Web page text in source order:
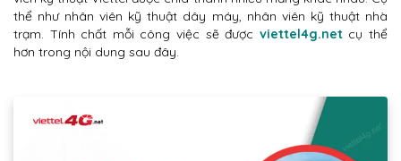
thể như nhân viên kỹ thuật dây máy, nhân viên kỹ thuật nhà
trạm. Tính chất mỗi công việc sẽ được viettel4g.net cụ thể
hơn trong nội dung sau đây.